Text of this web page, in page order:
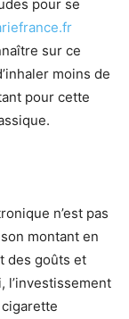
pour se
sur ce
moins de
pour cette
n’est pas
montant en
des goûts et
l’investissement